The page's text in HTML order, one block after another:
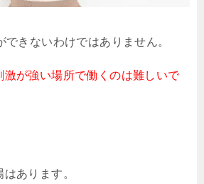
きないわけではありません。
激が強い場所で働くのは難しいで
あります。